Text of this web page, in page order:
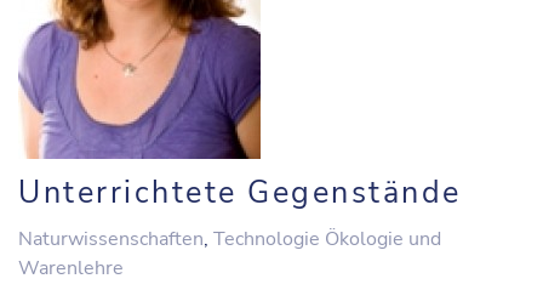
Unterrichtete Gegenstände
Naturwissenschaften, Technologie Ökologie und
Warenlehre